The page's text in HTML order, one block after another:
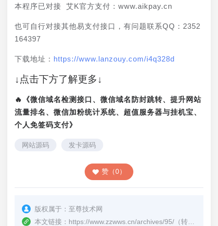
本程序已对接 艾K官方支付：www.aikpay.cn
也可自行对接其他易支付接口，有问题联系QQ：2352
164397
下载地址： https://www.lanzouy.com/i4q328d
↓点击下方了解更多↓
🔥《微信域名检测接口、微信域名防封跳转、提升网站
流量排名、微信加粉统计系统、超值服务器与挂机宝、
个人免签码支付》
网站源码 发卡源码
赞（0）
版权属于： 至尊技术网
本文链接： https://www.zzwws.cn/archives/95/ （转载时请注明本文出处及文章链接）